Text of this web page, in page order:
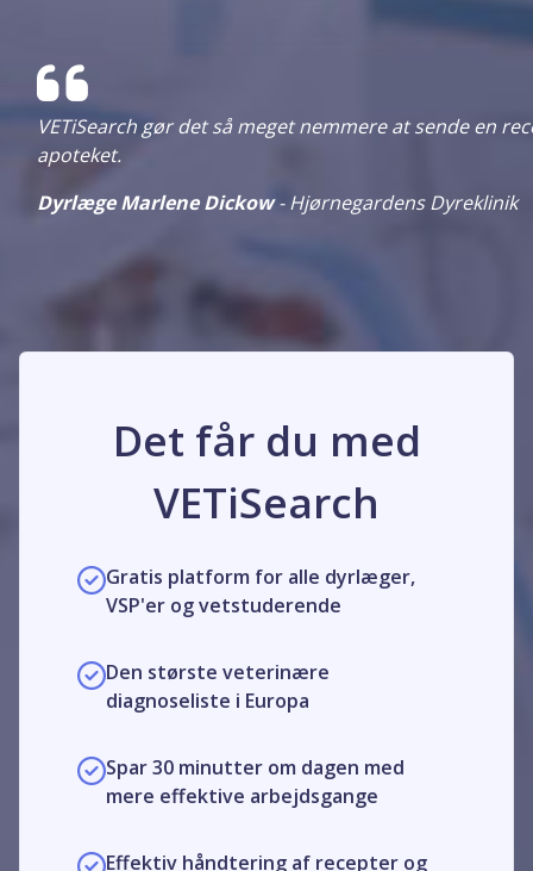
VETiSearch gør det så meget nemmere at sende en
apoteket.
Dyrlæge Marlene Dickow- Hjørnegardens Dyreklinik
Det får du med
VETiSearch
Gratis platform for alle dyrlæger,
VSP'er og vetstuderende
Den største veterinære
diagnoseliste i Europa
Spar 30 minutter om dagen med
mere effektive arbejdsgange
Effektiv håndtering af recepter og